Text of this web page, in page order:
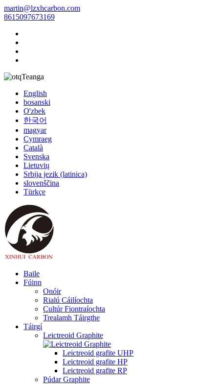
martin@lzxhcarbon.com
8615097673169
Teanga
English
bosanski
O'zbek
한국어
magyar
Cymraeg
Català
Svenska
Lietuvių
Srbija jezik (latinica)
slovenščina
Türkçe
Baile
Fúinn
Onóir
Rialú Cáilíochta
Cultúr Fiontraíochta
Trealamh Táirgthe
Táirgí
Leictreoid Graphite
Leictreoid grafite UHP
Leictreoid grafite HP
Leictreoid grafite RP
Púdar Graphite